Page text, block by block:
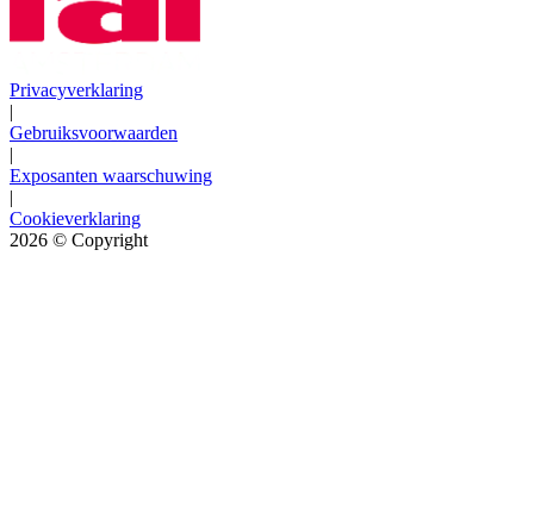
Privacyverklaring
|
Gebruiksvoorwaarden
|
Exposanten waarschuwing
|
Cookieverklaring
2026 © Copyright